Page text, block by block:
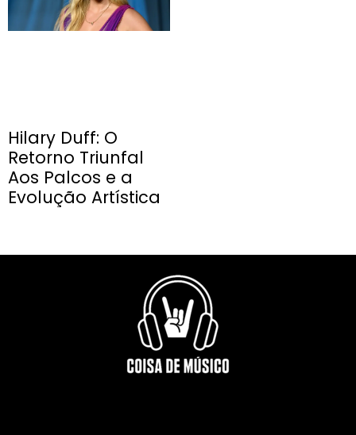
Hilary Duff: O
Retorno Triunfal
Aos Palcos e a
Evolução Artística